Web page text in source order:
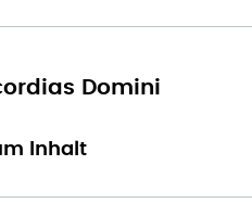
Domini
Inhalt